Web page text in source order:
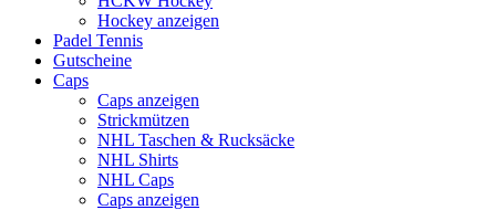
Hockey anzeigen
Padel Tennis
Gutscheine
Caps
Caps anzeigen
Strickmützen
NHL Taschen & Rucksäcke
NHL Shirts
NHL Caps
Caps anzeigen